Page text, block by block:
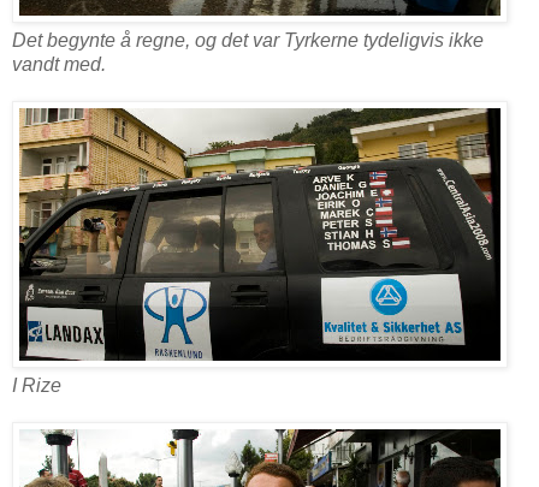
Det begynte å regne, og det var Tyrkerne tydeligvis ikke
vandt med.
I Rize